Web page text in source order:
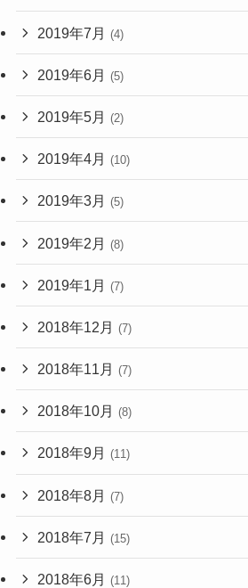
2019年7月 (4)
2019年6月 (5)
2019年5月 (2)
2019年4月 (10)
2019年3月 (5)
2019年2月 (8)
2019年1月 (7)
2018年12月 (7)
2018年11月 (7)
2018年10月 (8)
2018年9月 (11)
2018年8月 (7)
2018年7月 (15)
2018年6月 (11)